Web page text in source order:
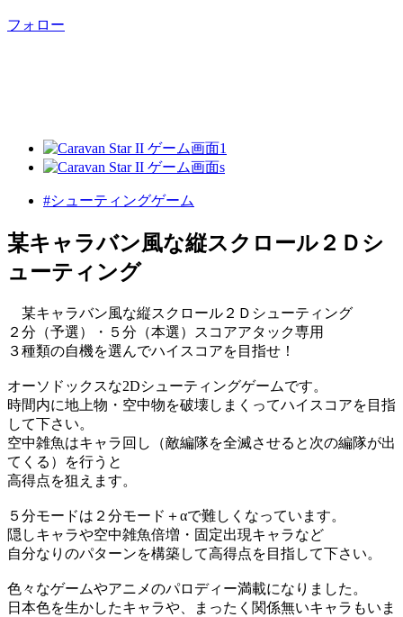
フォロー
#シューティングゲーム
某キャラバン風な縦スクロール２Ｄシ
ューティング
某キャラバン風な縦スクロール２Ｄシューティング
２分（予選）・５分（本選）スコアアタック専用
３種類の自機を選んでハイスコアを目指せ！
オーソドックスな2Dシューティングゲームです。
時間内に地上物・空中物を破壊しまくってハイスコアを目指
して下さい。
空中雑魚はキャラ回し（敵編隊を全滅させると次の編隊が出
てくる）を行うと
高得点を狙えます。
５分モードは２分モード＋αで難しくなっています。
隠しキャラや空中雑魚倍増・固定出現キャラなど
自分なりのパターンを構築して高得点を目指して下さい。
色々なゲームやアニメのパロディー満載になりました。
日本色を生かしたキャラや、まったく関係無いキャラもいま